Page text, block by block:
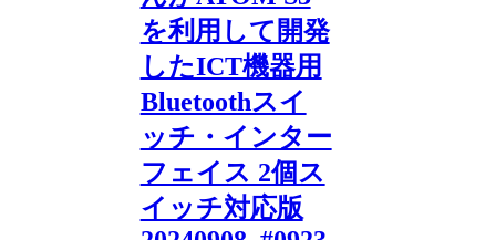
を利用して開発
したICT機器用
Bluetoothスイ
ッチ・インター
フェイス 2個ス
イッチ対応版